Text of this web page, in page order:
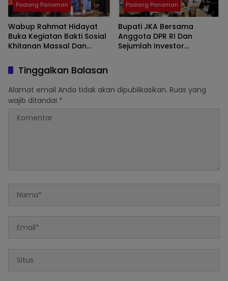
Padang Pariaman
Wabup Rahmat Hidayat
Buka Kegiatan Bakti Sosial
Khitanan Massal Dan
Jasmani
Padang Pariaman
Bupati JKA Bersama
Anggota DPR RI Dan
Sejumlah Investor
Tinggalkan Balasan
Alamat email Anda tidak akan dipublikasikan. Ruas yang
wajib ditandai *